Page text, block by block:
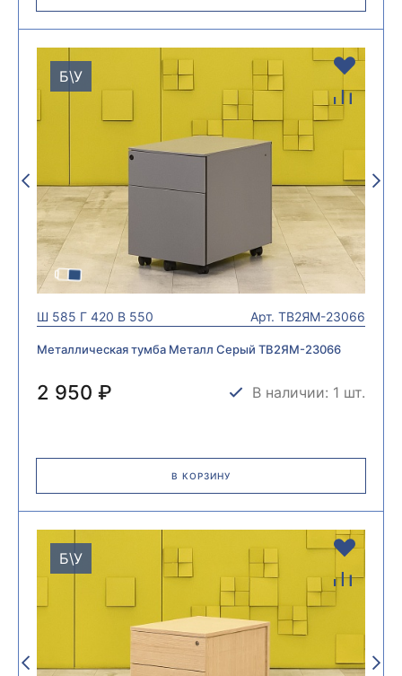
Б\У
Ш 585 Г 420 В 550 Арт. ТВ2ЯМ-23066
Металлическая тумба Металл Серый ТВ2ЯМ-23066
2 950 ₽ В наличии: 1 шт.
В КОРЗИНУ
Б\У